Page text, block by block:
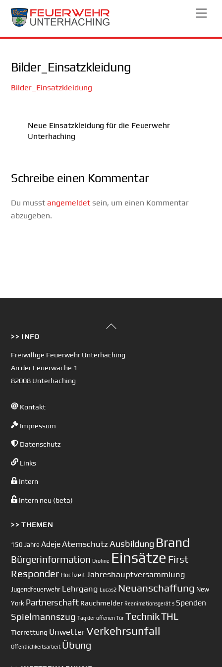
Skip
Bilder_Einsatzkleidung
Bilder_Einsatzkleidung
Neue Einsatzkleidung für die Feuerwehr
Unterhaching
Schreibe einen Kommentar
Du musstangemeldet sein, um einen Kommentar
abzugeben.
Back
>> INFO
Freiwillige Feuerwehr Unterhaching
An der Feuerwache 1
82008 Unterhaching
Kontakt
Impressum
Datenschutz
Links
Intern
Intern neu (beta)
>> THEMEN
150 Jahre AdejeAtemschutz Ausbildung Brand
Bürgerinformation Drohne Einsätze First
Responder Hochzeit Jahreshauptversammlung
Jugendfeuerwehr Lehrgang Lucas2 Neuanschaffung New
York Partnerschaft Rauchmelder Reanimationsgerät s Spenden
Spielmannszug Tag der offenen Tür TechnikTHL
Tierrettung UnwetterVerkehrsunfall
Öffentlichkeitsarbeit Übung